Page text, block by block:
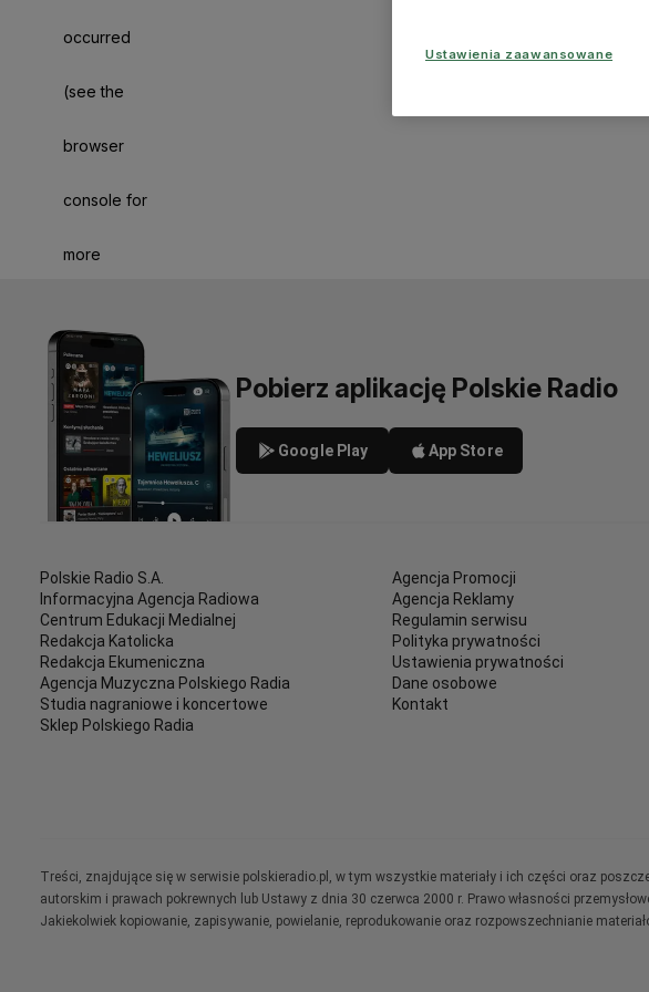
occurred
(see the
browser
console for
more
Pobierz aplikację Polskie Radio
Google Play App Store
Polskie Radio S.A.
Informacyjna Agencja Radiowa
Centrum Edukacji Medialnej
Redakcja Katolicka
Redakcja Ekumeniczna
Agencja Muzyczna Polskiego Radia
Studia nagraniowe i koncertowe
Sklep Polskiego Radia
Agencja Promocji
Agencja Reklamy
Regulamin serwisu
Polityka prywatności
Ustawienia prywatności
Dane osobowe
Kontakt
Treści, znajdujące się w serwisie polskieradio.pl, w tym wszystkie materiały i ich części oraz
autorskim i prawach pokrewnych lub Ustawy z dnia 30 czerwca 2000 r. Prawo własności
Jakiekolwiek kopiowanie, zapisywanie, powielanie, reprodukowanie oraz rozpowszechnianie
Ustawienia zaawansowane